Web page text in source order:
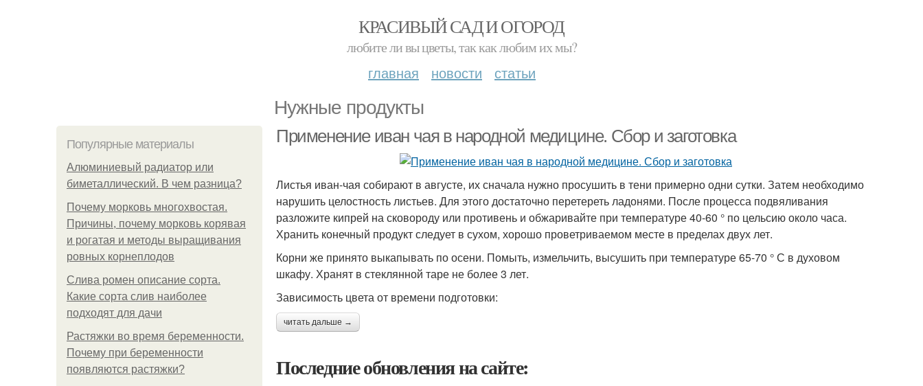
КРАСИВЫЙ САД И ОГОРОД
любите ли вы цветы, так как любим их мы?
главная новости статьи
Нужные продукты
Популярные материалы
Алюминиевый радиатор или
биметаллический. В чем разница?
Почему морковь многохвостая.
Причины, почему морковь корявая
и рогатая и методы выращивания
ровных корнеплодов
Слива ромен описание сорта.
Какие сорта слив наиболее
подходят для дачи
Растяжки во время беременности.
Почему при беременности
появляются растяжки?
Применение иван чая в народной медицине. Сбор и заготовка
Листья иван-чая собирают в августе, их сначала нужно просушить в тени примерно одни сутки. Затем необходимо
нарушить целостность листьев. Для этого достаточно перетереть ладонями. После процесса подвяливания
разложите кипрей на сковороду или противень и обжаривайте при температуре 40-60 ° по цельсию около часа.
Хранить конечный продукт следует в сухом, хорошо проветриваемом месте в пределах двух лет.
Корни же принято выкапывать по осени. Помыть, измельчить, высушить при температуре 65-70 ° С в духовом
шкафу. Хранят в стеклянной таре не более 3 лет.
Зависимость цвета от времени подготовки:
читать дальше →
Последние обновления на сайте: